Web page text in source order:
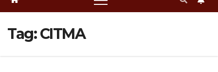
Tag:CITMA